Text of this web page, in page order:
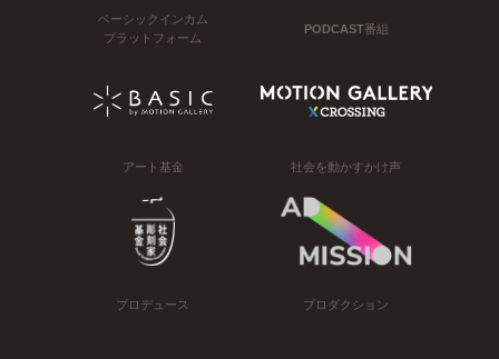
ベーシックインカム
プラットフォーム
PODCAST番組
アート基金 社会を動かすかけ声
プロデュース プロダクション